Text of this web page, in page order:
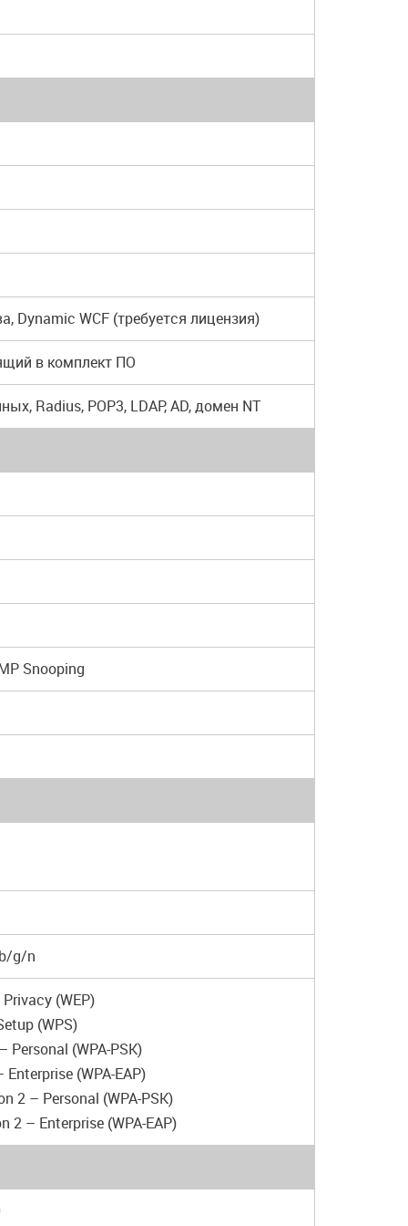
Dynamic WCF (требуется лицензия)
в комплект ПО
Radius, POP3, LDAP, AD, домен NT
Snooping
g/n
(WEP)
(WPS)
Personal (WPA-PSK)
(WPA-EAP)
2 – Personal (WPA-PSK)
2 – Enterprise (WPA-EAP)